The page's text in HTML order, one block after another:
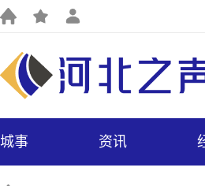
城事 资讯